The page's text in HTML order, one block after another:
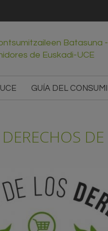
Batasuna
de Euskadi-UCE
GUÍA DEL